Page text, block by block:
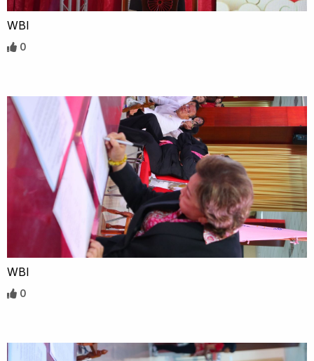
WBI
0
WBI
0